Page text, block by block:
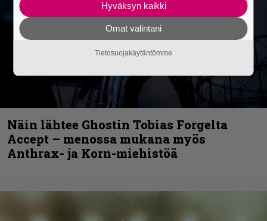
Näin lähtee Ghostin Tobias Forgelta
Accept – menossa mukana myös
Anthrax- ja Korn-miehistöä
Hyväksyn kaikki
Omat valintani
Tietosuojakäytäntömme